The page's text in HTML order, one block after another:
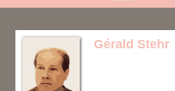
Gérald Stehr